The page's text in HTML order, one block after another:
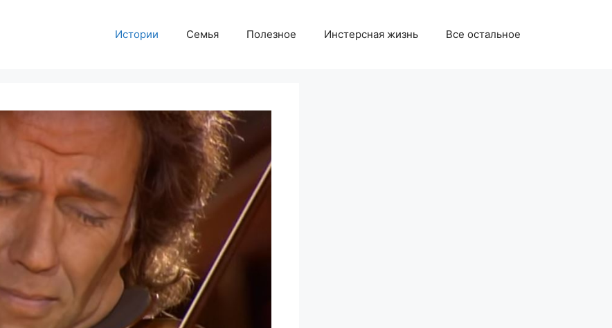
Истории Семья Полезное Инстерсная жизнь Все остальное